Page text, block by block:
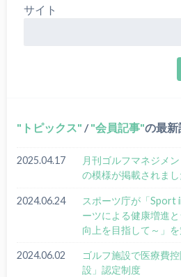
サイト
トピックス / 会員記事 の最新
2025.04.17
月刊ゴルフマネジメ
の模様が掲載されまし
2024.06.24
スポーツ庁が「Sport
ーツによる健康増進
向上を目指して～」
2024.06.02
ゴルフ施設で医療費
設」認定制度